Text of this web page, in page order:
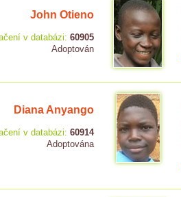
John Otieno
v databázi: 60905
Adoptován
Diana Anyango
v databázi: 60914
Adoptována